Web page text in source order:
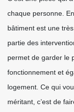
chaque personne.
bâtiment est une
partie des
permet de garder le
fonctionnement et
logement. Ce qui
méritant, c’est de